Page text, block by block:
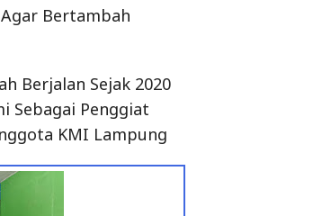
Bertambah
Berjalan Sejak 2020
Sebagai Penggiat
KMI Lampung